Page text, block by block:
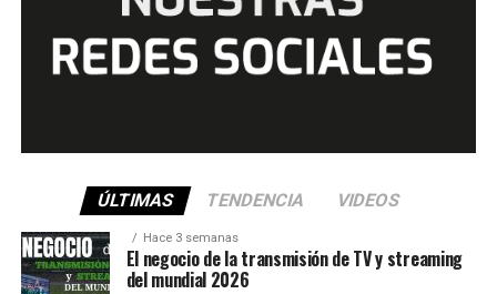
ÚLTIMAS TENDENCIA VIDEOS
Hace 3 semanas
El negocio de la transmisión de TV y streaming
del mundial 2026